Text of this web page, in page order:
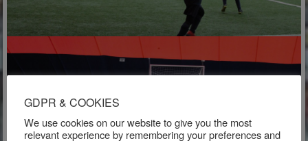
GDPR & COOKIES
We use cookies on our website to give you the most
relevant experience by remembering your preferences and